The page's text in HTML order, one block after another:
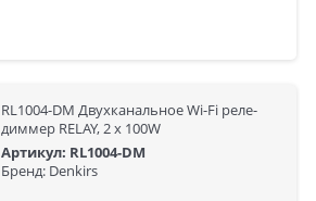
RL1004-DM Двухканальное Wi-Fi реле-
диммер RELAY, 2 x 100W
Артикул: RL1004-DM
Бренд: Denkirs